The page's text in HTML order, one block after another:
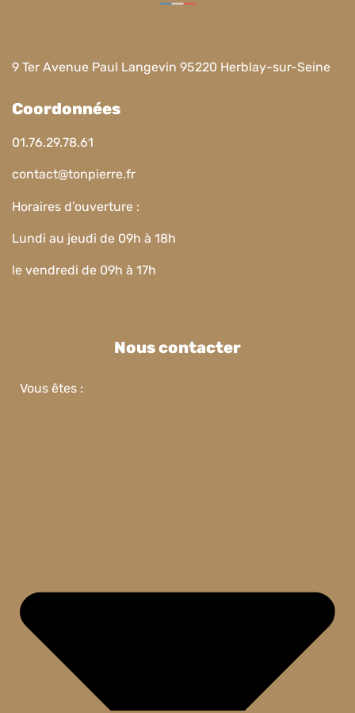
9 Ter Avenue Paul Langevin 95220 Herblay-sur-Seine
Coordonnées
01.76.29.78.61
contact@tonpierre.fr
Horaires d’ouverture :
Lundi au jeudi de 09h à 18h
le vendredi de 09h à 17h
Nous contacter
Vous êtes :